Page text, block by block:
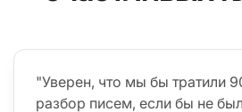
"Уверен, что мы бы тратили
разбор писем, если бы не